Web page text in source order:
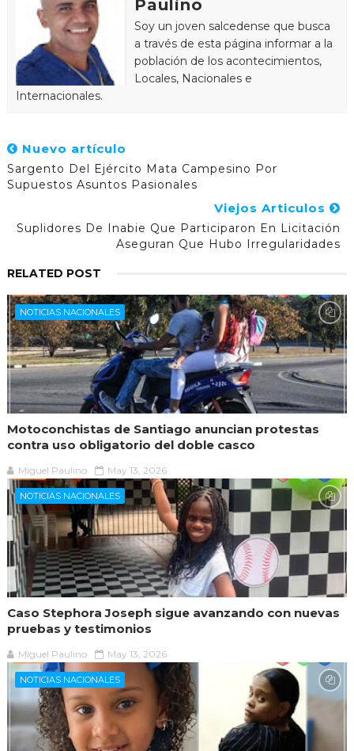
Paulino
Soy un joven salcedense que busca
a través de esta página informar a la
población de los acontecimientos,
Locales, Nacionales e
Internacionales.
Nuevo artículo
Sargento Del Ejército Mata Campesino Por
Supuestos Asuntos Pasionales
Viejos Articulos
Suplidores De Inabie Que Participaron En Licitación
Aseguran Que Hubo Irregularidades
RELATED POST
NOTICIAS NACIONALES
Motoconchistas de Santiago anuncian protestas
contra uso obligatorio del doble casco
Miguel Paulino May 13, 2026
NOTICIAS NACIONALES
Caso Stephora Joseph sigue avanzando con nuevas
pruebas y testimonios
Miguel Paulino May 13, 2026
NOTICIAS NACIONALES